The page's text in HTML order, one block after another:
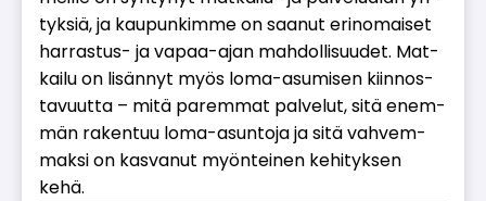
tyk­siä, ja kau­pun­kim­me on saa­nut eri­no­mai­set
har­ras­tus- ja va­paa-ajan mah­dol­li­suu­det. Mat­
kai­lu on li­sän­nyt myös loma-asu­mi­sen kiin­nos­
ta­vuut­ta – mitä pa­rem­mat pal­ve­lut, sitä enem­
män ra­ken­tuu loma-asun­to­ja ja sitä vah­vem­
mak­si on kas­va­nut myön­tei­nen ke­hi­tyk­sen
kehä.